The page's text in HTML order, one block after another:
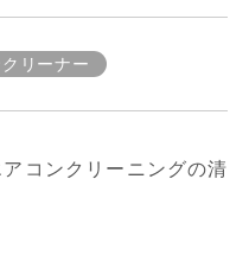
リーナー
コンクリーニングの清